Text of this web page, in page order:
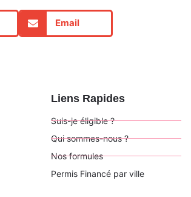
Email
Liens Rapides
Suis-je éligible ?
Qui sommes-nous ?
Nos formules
Permis Financé par ville